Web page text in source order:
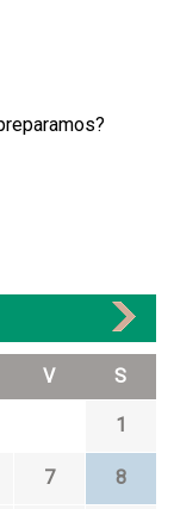
V S
1
7 8